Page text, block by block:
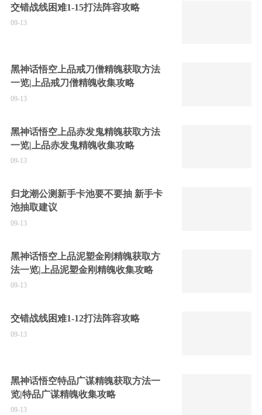
交错战线困难1-15打法阵容攻略
09-13
黑神话悟空上品戒刀僧精魄获取方法
一览|上品戒刀僧精魄收集攻略
09-13
黑神话悟空上品赤发鬼精魄获取方法
一览|上品赤发鬼精魄收集攻略
09-13
归龙潮公测新手卡池要不要抽 新手卡
池抽取建议
09-13
黑神话悟空上品泥塑金刚精魄获取方
法一览|上品泥塑金刚精魄收集攻略
09-13
交错战线困难1-12打法阵容攻略
09-13
黑神话悟空特品广谋精魄获取方法一
览|特品广谋精魄收集攻略
09-13